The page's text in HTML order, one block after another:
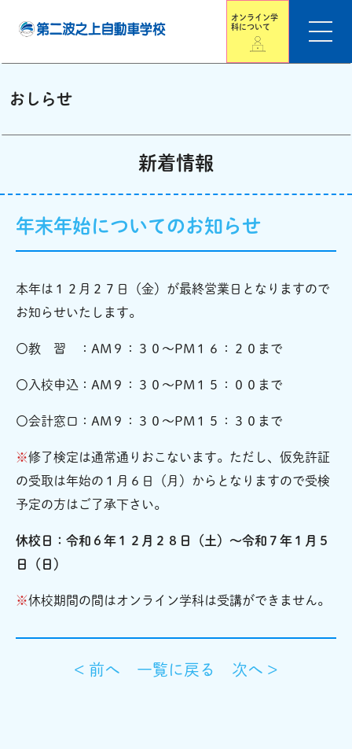
オンライン学
科について
おしらせ
新着情報
年末年始についてのお知らせ
本年は１２月２７日（金）が最終営業日となりますので
お知らせいたします。
〇教 習 ：AM９：３０～PM１６：２０まで
〇入校申込：AM９：３０～PM１５：００まで
〇会計窓口：AM９：３０～PM１５：３０まで
※修了検定は通常通りおこないます。ただし、仮免許証
の受取は年始の１月６日（月）からとなりますので受検
予定の方はご了承下さい。
休校日：令和６年１２月２８日（土）～令和７年１月５
日（日）
※休校期間の間はオンライン学科は受講ができません。
< 前へ 一覧に戻る 次へ >